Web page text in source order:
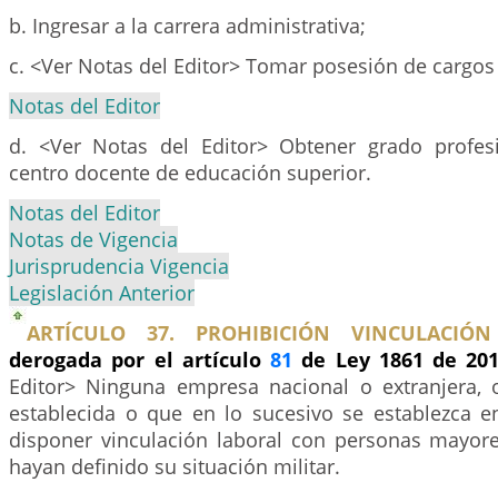
b. Ingresar a la carrera administrativa;
c. <Ver Notas del Editor> Tomar posesión de
Notas del Editor
d. <Ver Notas del Editor> Obtener grado
centro docente de educación superior.
Notas del Editor
Notas de Vigencia
Jurisprudencia Vigencia
Legislación Anterior
ARTÍCULO 37. PROHIBICIÓN
derogada por el artículo 81 de Ley 1861 de
Editor> Ninguna empresa nacional o extranjera,
establecida o que en lo sucesivo se establezca
disponer vinculación laboral con personas
hayan definido su situación militar.